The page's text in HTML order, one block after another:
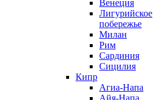
Венеция
Лигурийское
побережье
Милан
Рим
Сардиния
Сицилия
Кипр
Агиа-Напа
Айя-Напа